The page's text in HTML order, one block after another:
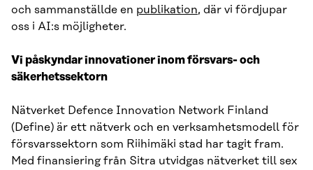
och sammanställde en publikation, där vi fördjupar
oss i AI:s möjligheter.
Vi påskyndar innovationer inom försvars- och
säkerhetssektorn
Nätverket Defence Innovation Network Finland
(Define) är ett nätverk och en verksamhetsmodell för
försvarssektorn som Riihimäki stad har tagit fram.
Med finansiering från Sitra utvidgas nätverket till sex